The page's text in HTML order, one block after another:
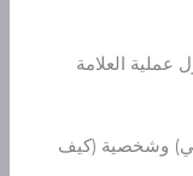
العلامة
هي) وشخصية (كيف